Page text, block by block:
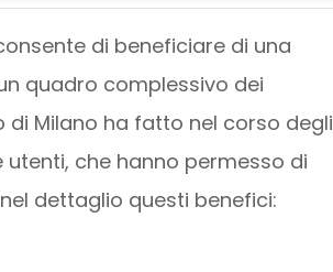
di beneficiare di una
quadro complessivo dei
di Milano ha fatto nel corso degli
che hanno permesso di
dettaglio questi benefici: